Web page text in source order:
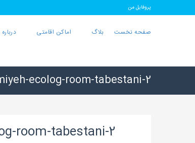
پروفایل من
صفحه نخست بلاگ اماکن اقامتی
ecolog-room-tabestani-2
room-tabestani-2